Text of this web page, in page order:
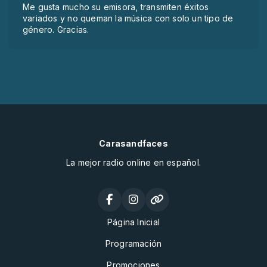
Me gusta mucho su emisora, transmiten éxitos
variados y no queman la música con solo un tipo de
género. Gracias.
Carasandfaces
La mejor radio online en español.
Página Inicial
Programación
Promociones